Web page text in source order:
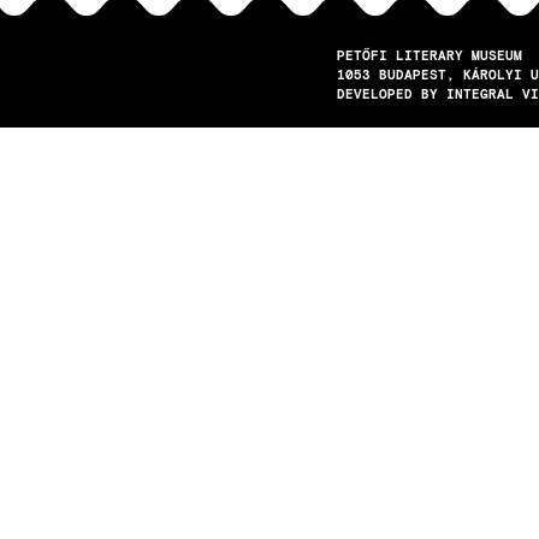
PETŐFI LITERARY MUSEUM
1053
BUDAPEST
KÁROLYI
DEVELOPED BY INTEGRAL